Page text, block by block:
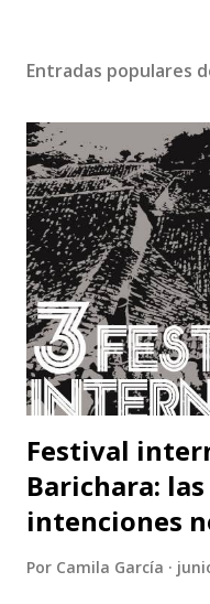
Entradas populares
Festival
Barichara:
intenciones
Por Camila García